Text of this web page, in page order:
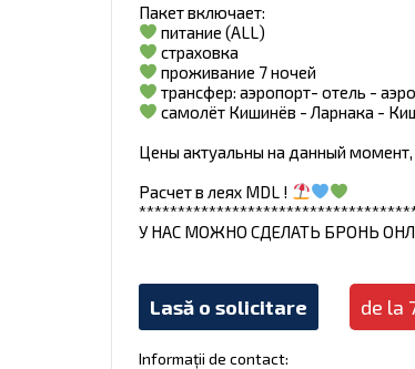
Пакет включает:
питание (ALL)
страховка
проживание 7 ночей
трансфер: аэропорт- отель -
самолёт Кишинёв - Ларнака -
Цены актуальны на данный момент,
Расчет в леях MDL !
У НАС МОЖНО СДЕЛАТЬ БРОНЬ
Lasă o solicitare de la
Informații de contact: